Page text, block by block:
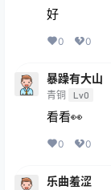
好
0 0
暴躁有大山
青铜 Lv0
看看👀
0 0
乐曲羞涩